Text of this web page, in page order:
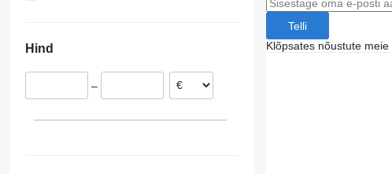
R520
Tšehhi
Soome
Hind
–
Telli
Klõpsates nõustute meie